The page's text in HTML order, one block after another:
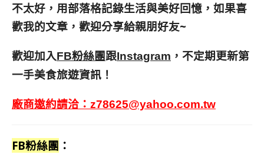
不太好，用部落格記錄生活與美好回憶， 如果喜
歡我的文章，歡迎分享給親朋好友~
歡迎加入FB粉絲團跟Instagram ，不定期更新第
一手美食旅遊資訊！
廠商邀約請洽： z78625@yahoo.com.tw
FB粉絲團 ：